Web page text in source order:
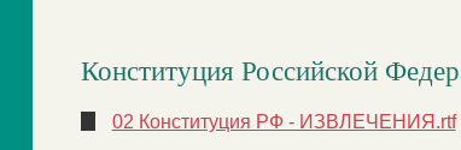
Конституция Российской
02 Конституция РФ - ИЗВЛЕЧЕНИЯ.rtf